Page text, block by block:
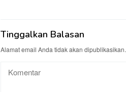
Tinggalkan Balasan
Alamat email Anda tidak akan dipublikasikan.